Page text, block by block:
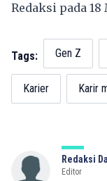
Redaksi pada 18
Tags: Gen Z
Karier Karir
Redaksi
Editor